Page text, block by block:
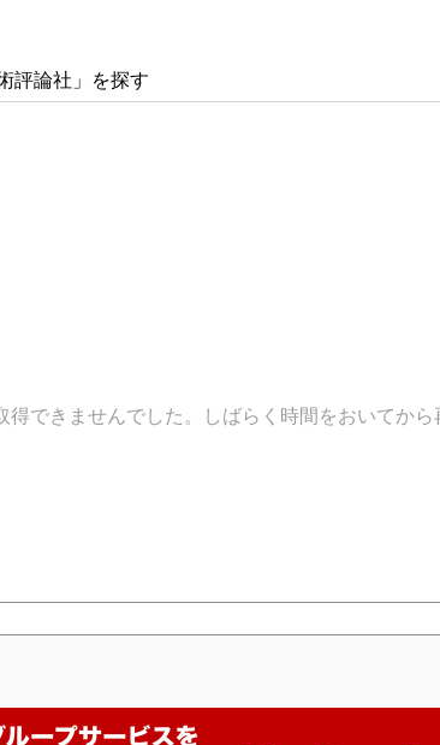
評論社」を探す
得できませんでした。しばらく時間をおいてから